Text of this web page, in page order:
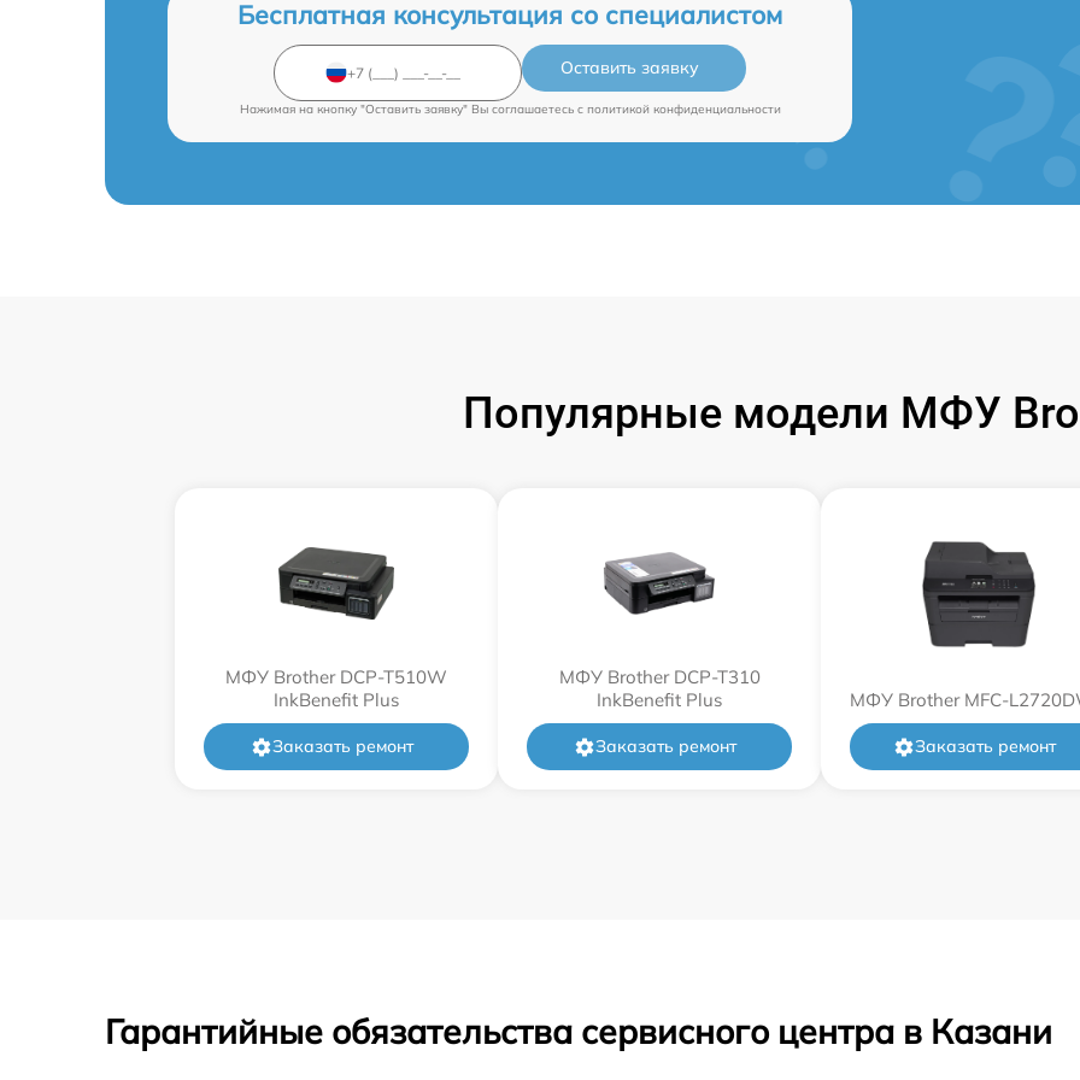
Бесплатная консультация со специалистом
Оставить заявку
Нажимая на кнопку "Оставить заявку" Вы соглашаетесь c политикой конфиденциальности
Популярные модели МФУ
МФУ Brother DCP-T510W
InkBenefit Plus
Заказать ремонт
МФУ Brother DCP-T310
InkBenefit Plus
Заказать ремонт
МФУ Brother MFC-
Заказать ремонт
Гарантийные обязательства сервисного центра в Казани